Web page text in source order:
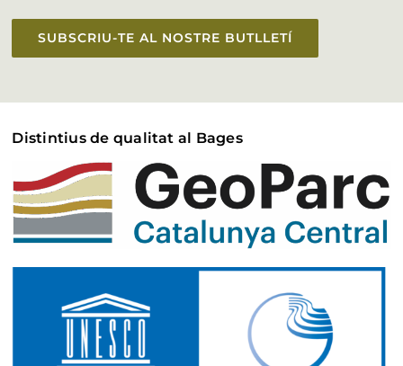
SUBSCRIU-TE AL NOSTRE BUTLLETÍ
Distintius de qualitat al Bages